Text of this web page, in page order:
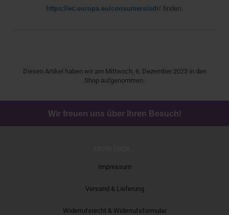
https://ec.europa.eu/consumers/odr/ finden.
Diesen Artikel haben wir am Mittwoch, 6. Dezember 2023 in den
Shop aufgenommen.
Wir freuen uns über Ihren Besuch!
Impressum
Versand & Lieferung
Widerrufsrecht & Widerrufsformular